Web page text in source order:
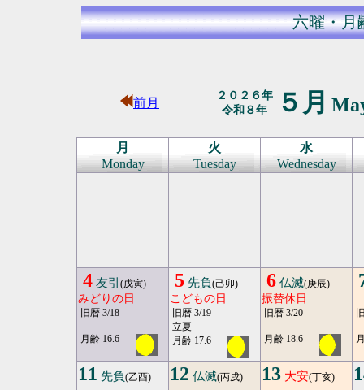
六曜・月
前月
２０２６年
令和８年
５月
月
Monday
火
Tuesday
水
Wednesday
4 友引 (戊寅)
みどりの日
旧暦 3/18
月齢 16.6
5 先負(己卯)
こどもの日
旧暦 3/19
立夏
月齢 17.6
6 仏滅(庚辰)
振替休日
旧暦 3/20
月齢 18.6
11 先負(乙酉) 12 仏滅(丙戌) 13 大安(丁亥)